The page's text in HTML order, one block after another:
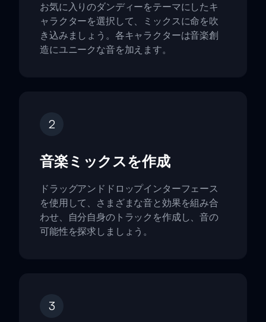
お気に入りのダンディーをテーマにしたキ
ャラクターを選択して、ミックスに命を吹
き込みましょう。各キャラクターは音楽創
造にユニークな音を加えます。
2
音楽ミックスを作成
ドラッグアンドドロップインターフェース
を使用して、さまざまな音と効果を組み合
わせ、自分自身のトラックを作成し、音の
可能性を探求しましょう。
3